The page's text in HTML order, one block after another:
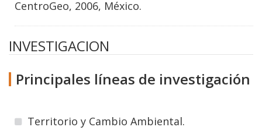
CentroGeo, 2006, México.
INVESTIGACION
Principales líneas de investigación
Territorio y Cambio Ambiental.